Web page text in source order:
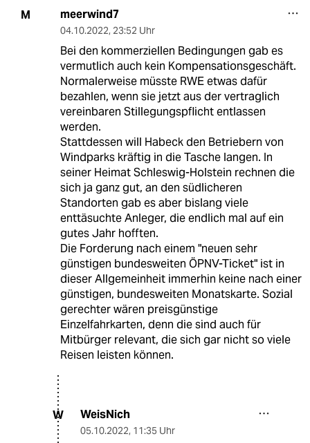
M meerwind7
04.10.2022, 23:52 Uhr
Bei den kommerziellen Bedingungen gab es
vermutlich auch kein Kompensationsgeschäft.
Normalerweise müsste RWE etwas dafür
bezahlen, wenn sie jetzt aus der vertraglich
vereinbaren Stillegungspflicht entlassen
werden.
Stattdessen will Habeck den Betriebern von
Windparks kräftig in die Tasche langen. In
seiner Heimat Schleswig-Holstein rechnen die
sich ja ganz gut, an den südlicheren
Standorten gab es aber bislang viele
enttäsuchte Anleger, die endlich mal auf ein
gutes Jahr hofften.
Die Forderung nach einem "neuen sehr
günstigen bundesweiten ÖPNV-Ticket" ist in
dieser Allgemeinheit immerhin keine nach einer
günstigen, bundesweiten Monatskarte. Sozial
gerechter wären preisgünstige
Einzelfahrkarten, denn die sind auch für
Mitbürger relevant, die sich gar nicht so viele
Reisen leisten können.
W WeisNich
05.10.2022, 11:35 Uhr